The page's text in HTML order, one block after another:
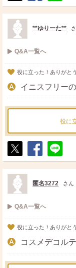
ポ
ス
ト
シ
ェ
送
る
**ゆりーた**
Q&A一覧へ
役に立った！ありがと
イニスフリー
役に
ポ
ス
ト
シ
ェ
送
る
匿名3272 さん
Q&A一覧へ
役に立った！ありがと
コスメデコルテ